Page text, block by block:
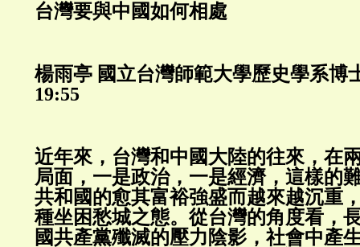
台灣要與中國如何相處
楊雨亭 國立台灣師範大學歷史學系博
19:55
近年來，台灣和中國大陸的往來，在
局面，一是政治，一是經濟，這樣的
共和國的愈其富裕強盛而越來越沉重
種坐困愁城之態。從台灣的角度看，
國共產黨殲滅的壓力陰影，社會中產